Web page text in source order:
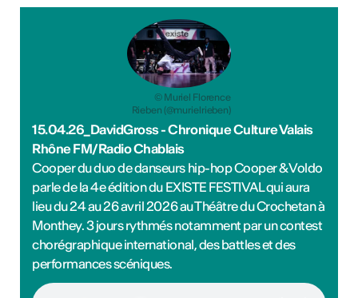
© Muriel Florence
Rieben (@murielrieben)
15.04.26_DavidGross - Chronique Culture Valais
Rhône FM/Radio Chablais
Cooper du duo de danseurs hip-hop Cooper & Voldo
parle de la 4e édition du EXISTE FESTIVAL qui aura
lieu du 24 au 26 avril 2026 au Théâtre du Crochetan à
Monthey. 3 jours rythmés notamment par un contest
chorégraphique international, des battles et des
performances scéniques.